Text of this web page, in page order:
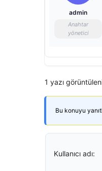
admin
Anahtar
yönetici
1 yazı
Bu konuyu
Kullanıcı adı: